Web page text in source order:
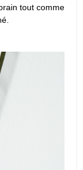
tout comme